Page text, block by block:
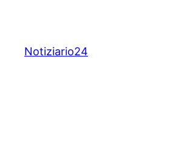
content
Notiziario24